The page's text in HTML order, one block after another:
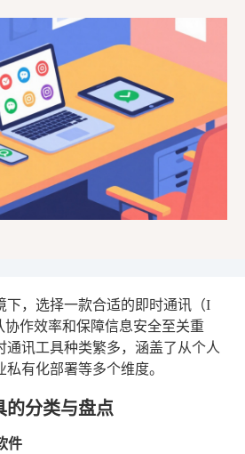
下，选择一款合适的即时通讯（I
作效率和保障信息安全至关重
通讯工具种类繁多，涵盖了从个人
有化部署等多个维度。
的分类与盘点
件